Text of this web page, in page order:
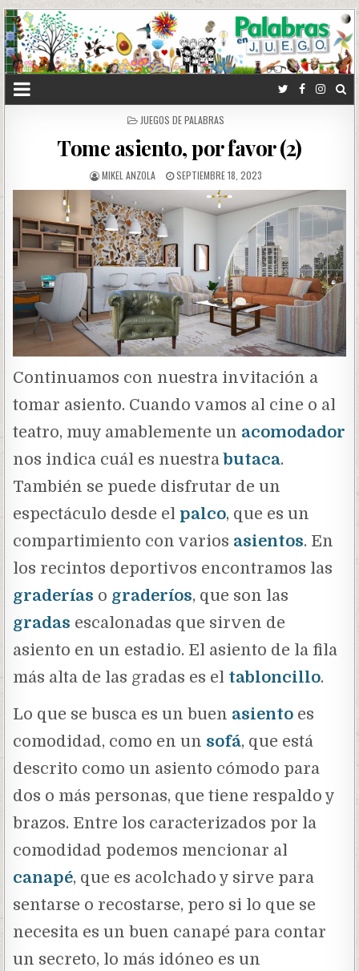
POSTED
JUEGOS DE PALABRAS
Tome asiento, por favor (2)
MIKEL ANZOLA SEPTIEMBRE 18, 2023
Continuamos con nuestra invitación a
tomar asiento. Cuando vamos al cine o al
teatro, muy amablemente un acomodador
nos indica cuál es nuestrabutaca.
También se puede disfrutar de un
espectáculo desde el palco, que es un
compartimiento con varios asientos. En
los recintos deportivos encontramos las
graderías o graderíos, que son las
gradas escalonadas que sirven de
asiento en un estadio. El asiento de la fila
más alta de las gradas es el tabloncillo.
Lo que se busca es un buen asiento es
comodidad, como en un sofá, que está
descrito como un asiento cómodo para
dos o más personas, que tiene respaldo y
brazos. Entre los caracterizados por la
comodidad podemos mencionar al
canapé, que es acolchado y sirve para
sentarse o recostarse, pero si lo que se
necesita es un buen canapé para contar
un secreto, lo más idóneo es un